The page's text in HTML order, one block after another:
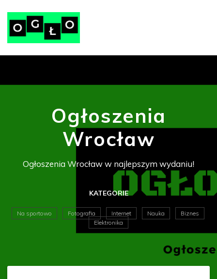
Ogłoszenia
Wrocław
Ogłoszenia Wrocław w najlepszym wydaniu!
KATEGORIE
Na sportowo Fotografia Internet Nauka
Biznes
Elektronika